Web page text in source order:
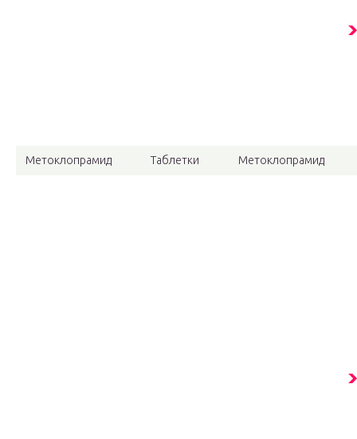
Метоклопрамид Таблетки Метоклопрамид